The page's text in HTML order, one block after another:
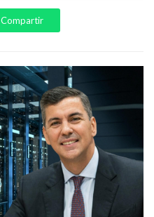
Compartir